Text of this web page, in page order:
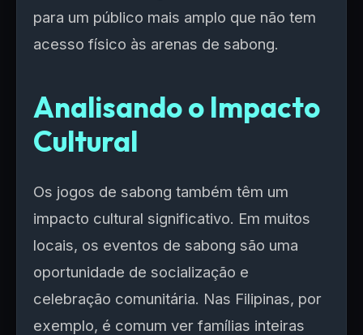
para um público mais amplo que não tem
acesso físico às arenas de sabong.
Analisando o Impacto
Cultural
Os jogos de sabong também têm um
impacto cultural significativo. Em muitos
locais, os eventos de sabong são uma
oportunidade de socialização e
celebração comunitária. Nas Filipinas, por
exemplo, é comum ver famílias inteiras